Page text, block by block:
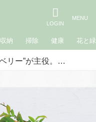
収納 掃除 健康 花と緑
旬の‟ブルーベリー”が主役。素朴な夏のケーキ「ブルーベリーバックル」のつくり方／料理研究家・内田真美さん